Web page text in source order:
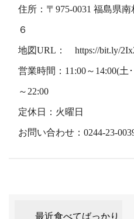
住所：〒975-0031 福島県
６
地図URL： https://bit.ly/
営業時間：11:00～14:00(土
～22:00
定休日：火曜日
お問い合わせ：0244-23-
最近食べてばっかり